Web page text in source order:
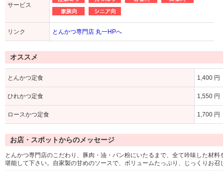
サービス
リンク とんかつ専門店 丸一HPへ
オススメ
とんかつ定食 1,400 円
ひれかつ定食 1,550 円
ロースかつ定食 1,700 円
お店・スポットからのメッセージ
とんかつ専門店のこだわり、豚肉・油・パン粉にいたるまで、全て吟味した材
堪能して下さい。自家製の甘めのソースで、ボリュームたっぷり、じっくりお召